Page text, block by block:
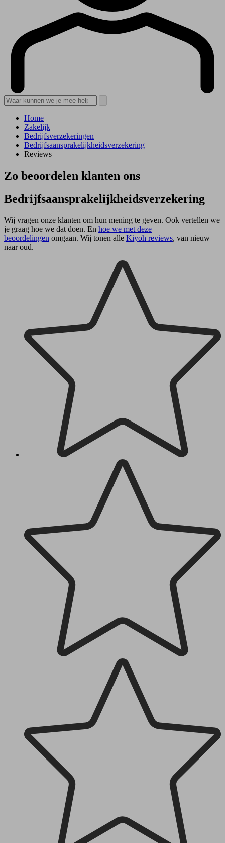
Home
Zakelijk
Bedrijfsverzekeringen
Bedrijfsaansprakelijkheidsverzekering
Reviews
Zo beoordelen klanten ons
Bedrijfs­aansprakelijkheids­verzekering
Wij vragen onze klanten om hun mening te geven. Ook vertellen we
je graag hoe we dat doen. En hoe we met deze
beoordelingen omgaan. Wij tonen alle Kiyoh reviews, van nieuw
naar oud.